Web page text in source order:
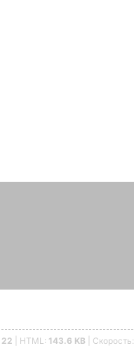
22 | HTML: 143.6 KB | Скорость: